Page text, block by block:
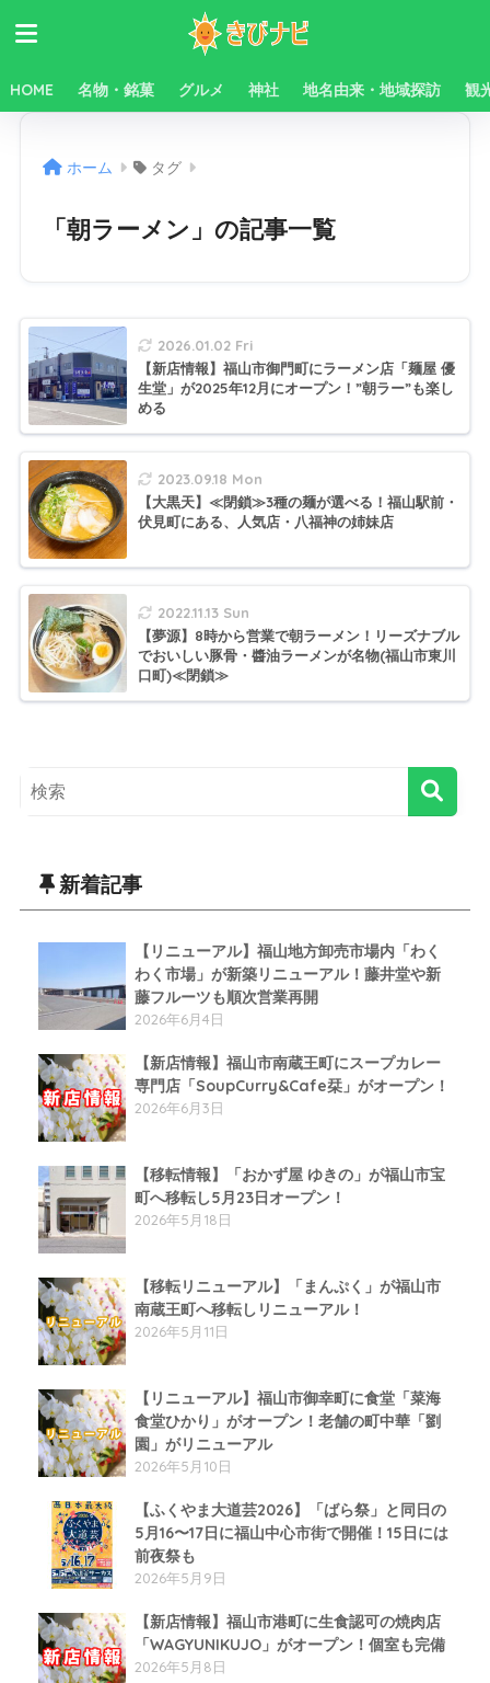
HOME 名物・銘菓 グルメ 神社 地名由来・地域探訪 観
ホーム タグ
「朝ラーメン」の記事一覧
2026.01.02 Fri
【新店情報】福山市御門町にラーメン店「麺屋 優
生堂」が2025年12月にオープン！”朝ラー”も楽し
める
2023.09.18 Mon
【大黒天】≪閉鎖≫3種の麺が選べる！福山駅前・
伏見町にある、人気店・八福神の姉妹店
2022.11.13 Sun
【夢源】8時から営業で朝ラーメン！リーズナブル
でおいしい豚骨・醬油ラーメンが名物(福山市東川
口町)≪閉鎖≫
新着記事
【リニューアル】福山地方卸売市場内「わく
わく市場」が新築リニューアル！藤井堂や新
藤フルーツも順次営業再開
2026年6月4日
【新店情報】福山市南蔵王町にスープカレー
専門店「SoupCurry&Cafe栞」がオープン！
2026年6月3日
【移転情報】「おかず屋 ゆきの」が福山市宝
町へ移転し5月23日オープン！
2026年5月18日
【移転リニューアル】「まんぷく」が福山市
南蔵王町へ移転しリニューアル！
2026年5月11日
【リニューアル】福山市御幸町に食堂「菜海
食堂ひかり」がオープン！老舗の町中華「劉
園」がリニューアル
2026年5月10日
【ふくやま大道芸2026】「ばら祭」と同日の
5月16〜17日に福山中心市街で開催！15日には
前夜祭も
2026年5月9日
【新店情報】福山市港町に生食認可の焼肉店
「WAGYUNIKUJO」がオープン！個室も完備
2026年5月8日